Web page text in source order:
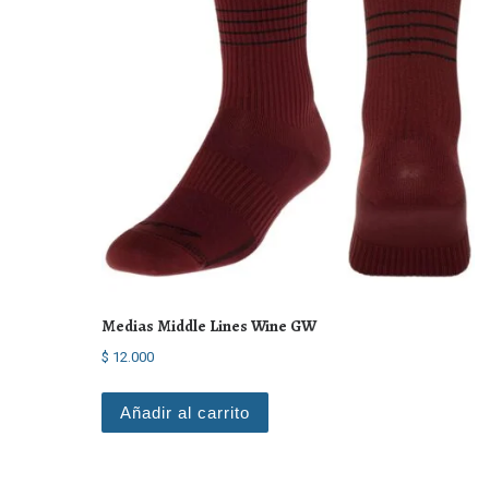
Medias Middle Lines Wine GW
$ 12.000
Añadir al carrito